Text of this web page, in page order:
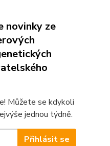
novinky ze
Můžete se kdykoli
jednou týdně.
Přihlásit se